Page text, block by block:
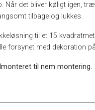
Når det bliver køligt igen,
tilbage og lukkes.
til et 15
forsynet med dekoration
til nem montering.